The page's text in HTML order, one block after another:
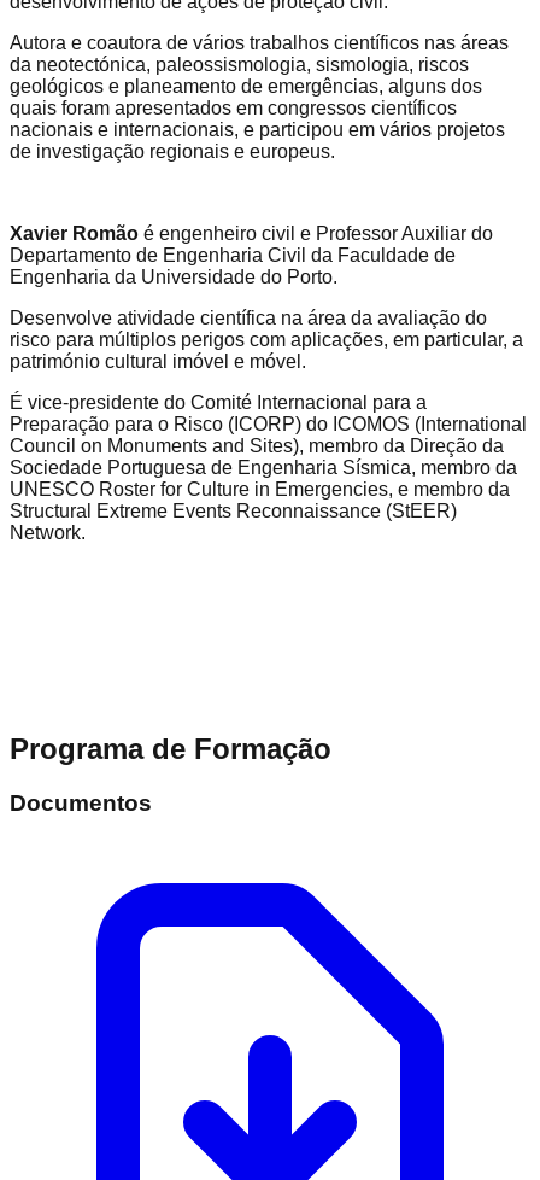
Autora e coautora de vários trabalhos científicos nas áreas
da neotectónica, paleossismologia, sismologia, riscos
geológicos e planeamento de emergências, alguns dos
quais foram apresentados em congressos científicos
nacionais e internacionais, e participou em vários projetos
de investigação regionais e europeus.
Xavier Romão é engenheiro civil e Professor Auxiliar do
Departamento de Engenharia Civil da Faculdade de
Engenharia da Universidade do Porto.
Desenvolve atividade científica na área da avaliação do
risco para múltiplos perigos com aplicações, em particular, a
património cultural imóvel e móvel.
É vice-presidente do Comité Internacional para a
Preparação para o Risco (ICORP) do ICOMOS (International
Council on Monuments and Sites), membro da Direção da
Sociedade Portuguesa de Engenharia Sísmica, membro da
UNESCO Roster for Culture in Emergencies, e membro da
Structural Extreme Events Reconnaissance (StEER)
Network.
Programa de Formação
Documentos